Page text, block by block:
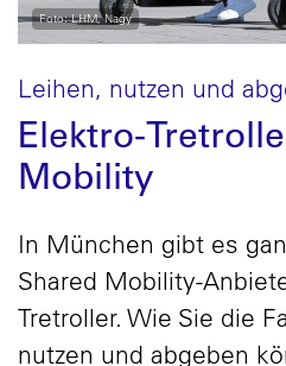
Leihen, nutzen und
Elektro-
Mobility
In München gibt es
Shared Mobility-
Tretroller. Wie Sie die
nutzen und abgeben
Foto: LHM, Nagy